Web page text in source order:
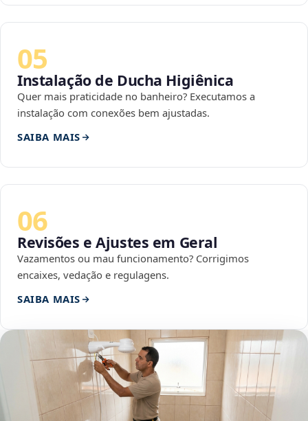
05
Instalação de Ducha Higiênica
Quer mais praticidade no banheiro? Executamos a
instalação com conexões bem ajustadas.
SAIBA MAIS
06
Revisões e Ajustes em Geral
Vazamentos ou mau funcionamento? Corrigimos
encaixes, vedação e regulagens.
SAIBA MAIS